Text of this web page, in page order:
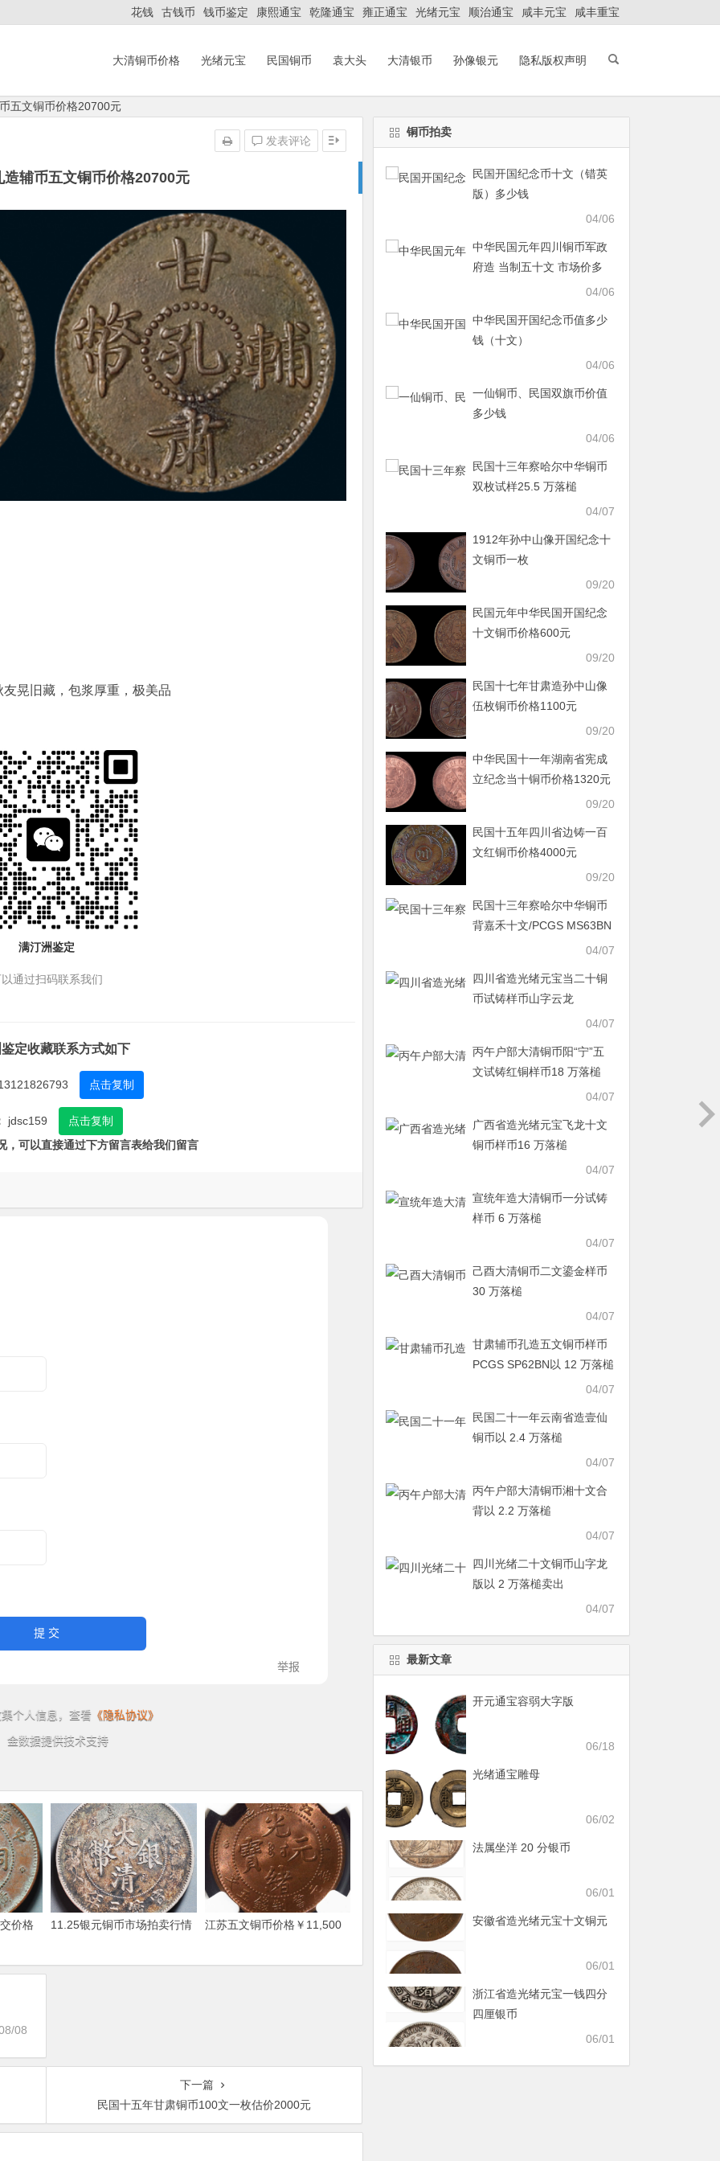
花钱 古钱币 钱币鉴定 康熙通宝 乾隆通宝 雍正通宝 光绪元宝 顺治通宝 咸丰元宝 咸丰重宝
大清铜币价格 光绪元宝 民国铜币 袁大头 大清银币 孙像银元 隐私版权声明
五文铜币价格20700元
辅币五文铜币价格20700元
发表评论
晃旧藏，包浆厚重，极美品
满汀洲鉴定
通过扫码联系我们
定收藏联系方式如下
点击复制
jdsc159
点击复制
，可以直接通过下方留言表给我们留言
价格 11.25银元铜币市场拍卖行情 江苏五文铜币价格￥11,500
08
下一篇
民国十五年甘肃铜币100文一枚估价2000元
铜币拍卖
民国开国纪念币十文（错英
版）多少钱
04/06
中华民国元年四川铜币军政
府造 当制五十文 市场价多
04/06
中华民国开国纪念币值多少
钱（十文）
04/06
一仙铜币、民国双旗币价值
多少钱
04/06
民国十三年察哈尔中华铜币
双枚试样25.5 万落槌
04/07
1912年孙中山像开国纪念十
文铜币一枚
09/20
民国元年中华民国开国纪念
十文铜币价格600元
09/20
民国十七年甘肃造孙中山像
伍枚铜币价格1100元
09/20
中华民国十一年湖南省宪成
立纪念当十铜币价格1320元
09/20
民国十五年四川省边铸一百
文红铜币价格4000元
09/20
民国十三年察哈尔中华铜币
背嘉禾十文/PCGS MS63BN
04/07
四川省造光绪元宝当二十铜
币试铸样币山字云龙
04/07
丙午户部大清铜币阳“宁”五
文试铸红铜样币18 万落槌
04/07
广西省造光绪元宝飞龙十文
铜币样币16 万落槌
04/07
宣统年造大清铜币一分试铸
样币 6 万落槌
04/07
己酉大清铜币二文鎏金样币
30 万落槌
04/07
甘肃辅币孔造五文铜币样币
PCGS SP62BN以 12 万落槌
04/07
民国二十一年云南省造壹仙
铜币以 2.4 万落槌
04/07
丙午户部大清铜币湘十文合
背以 2.2 万落槌
04/07
四川光绪二十文铜币山字龙
版以 2 万落槌卖出
04/07
最新文章
开元通宝容弱大字版
06/18
光绪通宝雕母
06/02
法属坐洋 20 分银币
06/01
安徽省造光绪元宝十文铜元
06/01
浙江省造光绪元宝一钱四分
四厘银币
06/01